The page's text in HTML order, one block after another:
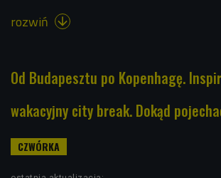
rozwiń 
Od Budapesztu po Kopenhagę.
wakacyjny city break. Dokąd